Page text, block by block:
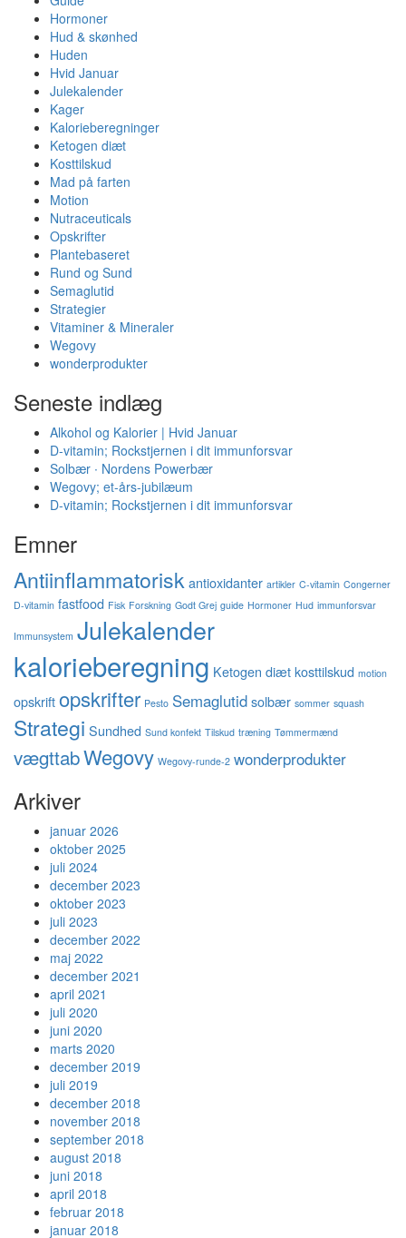
Hormoner
Hud & skønhed
Huden
Hvid Januar
Julekalender
Kager
Kalorieberegninger
Ketogen diæt
Kosttilskud
Mad på farten
Motion
Nutraceuticals
Opskrifter
Plantebaseret
Rund og Sund
Semaglutid
Strategier
Vitaminer & Mineraler
Wegovy
wonderprodukter
Seneste indlæg
Alkohol og Kalorier | Hvid Januar
D-vitamin; Rockstjernen i dit immunforsvar
Solbær ∙ Nordens Powerbær
Wegovy; et-års-jubilæum
D-vitamin; Rockstjernen i dit immunforsvar
Emner
Antiinflammatoriskantioxidanter artikler C-vitamin Congerner
D-vitamin fastfood Fisk Forskning Godt Grej guide Hormoner Hud immunforsvar
Immunsystem Julekalender
kalorieberegning Ketogen diætkosttilskud motion
opskriftopskrifter Pesto Semaglutidsolbær sommer squash
Strategi Sundhed Sund konfekt Tilskud træning Tømmermænd
vægttabWegovy Wegovy-runde-2 wonderprodukter
Arkiver
januar 2026
oktober 2025
juli 2024
december 2023
oktober 2023
juli 2023
december 2022
maj 2022
december 2021
april 2021
juli 2020
juni 2020
marts 2020
december 2019
juli 2019
december 2018
november 2018
september 2018
august 2018
juni 2018
april 2018
februar 2018
januar 2018